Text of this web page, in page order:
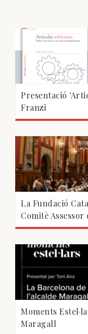
Presentació
Franzi
La Fundació
Comitè
Moments
Maragall